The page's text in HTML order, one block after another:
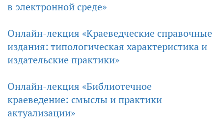
в электронной среде»
Онлайн-лекция «Краеведческие справочные
издания: типологическая характеристика и
издательские практики»
Онлайн-лекция «Библиотечное
краеведение: смыслы и практики
актуализации»